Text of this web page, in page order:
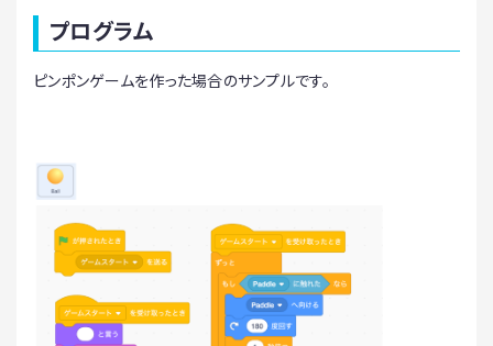
プログラム
ピンポンゲームを作った場合のサンプルです。